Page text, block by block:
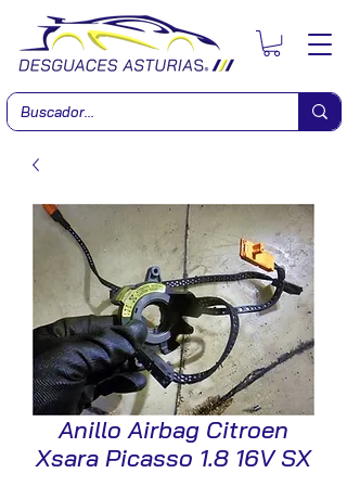
Anillo Airbag Citroen
Xsara Picasso 1.8 16V SX